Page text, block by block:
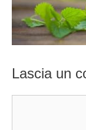
Lascia un